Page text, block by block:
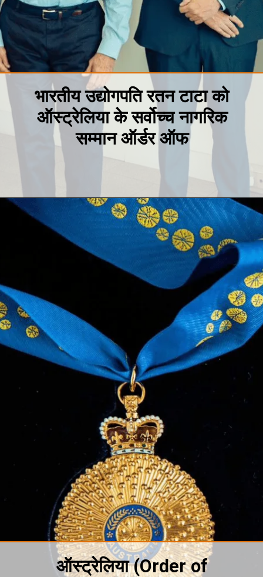
भारतीय उद्योगपति रतन टाटा को
ऑस्ट्रेलिया के सर्वोच्च नागरिक
सम्मान ऑर्डर ऑफ
ऑस्ट्रेलिया(Order of